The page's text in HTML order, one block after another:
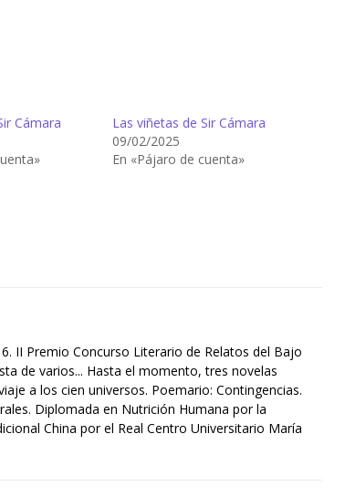
Cámara
Las viñetas de Sir Cámara
09/02/2025
En «Pájaro de cuenta»
II Premio Concurso Literario de Relatos del Bajo
de varios... Hasta el momento, tres novelas
a los cien universos. Poemario: Contingencias.
Diplomada en Nutrición Humana por la
China por el Real Centro Universitario María